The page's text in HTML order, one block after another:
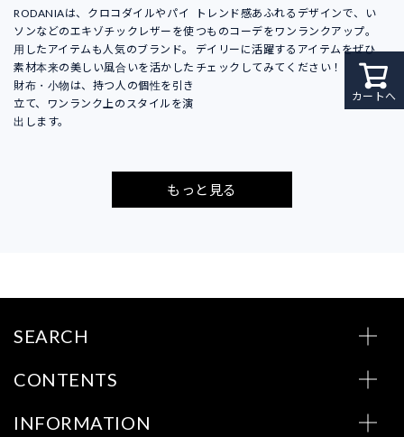
RODANIAは、クロコダイルやパイ
ソンなどのエキゾチックレザーを使
用したアイテムも人気のブランド。
素材本来の美しい風合いを活かした
財布・小物は、持つ人の個性を引き
立て、ワンランク上のスタイルを演
出します。
トレンド感あふれるデザインで、い
つものコーデをワンランクアップ。
デイリーに活躍するアイテムをぜひ
チェックしてみてください！
もっと見る
カートへ
SEARCH
CONTENTS
INFORMATION